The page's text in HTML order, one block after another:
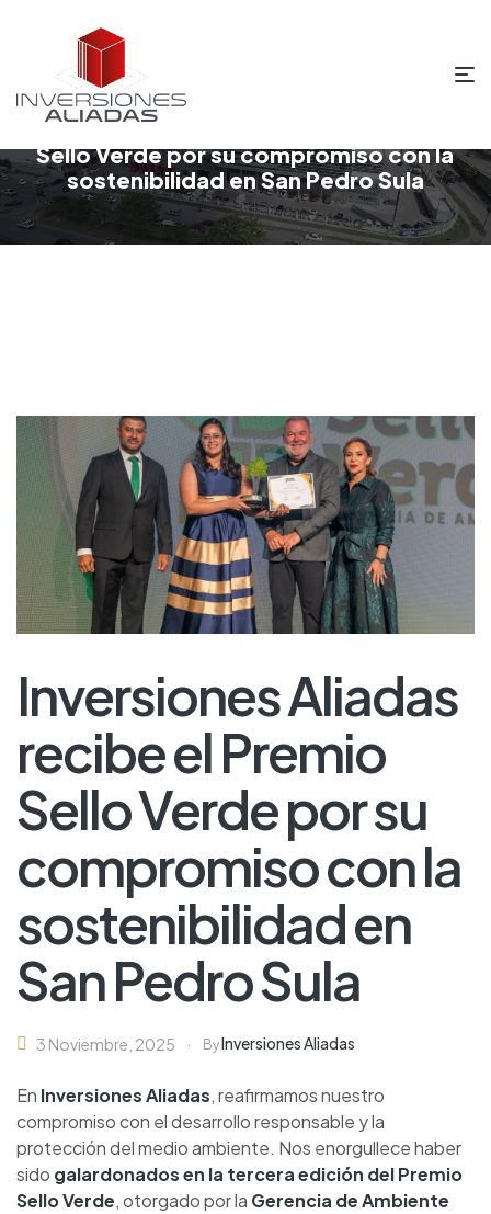
Inversiones Aliadas recibe el Premio
Sello Verde por su compromiso con la
sostenibilidad en San Pedro Sula
Inversiones Aliadas
recibe el Premio
Sello Verde por su
compromiso con la
sostenibilidad en
San Pedro Sula
3 Noviembre, 2025 ByInversiones Aliadas
En Inversiones Aliadas, reafirmamos nuestro
compromiso con el desarrollo responsable y la
protección del medio ambiente. Nos enorgullece haber
sido galardonados en la tercera edición del Premio
Sello Verde, otorgado por la Gerencia de Ambiente